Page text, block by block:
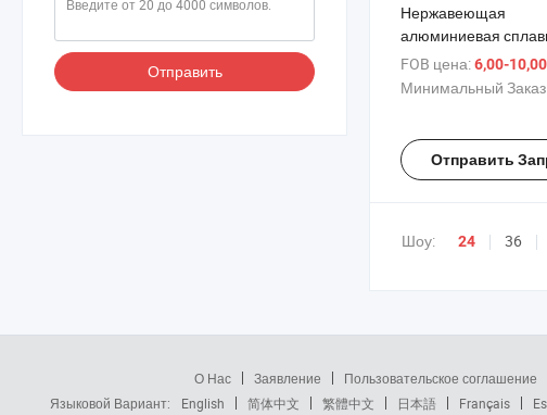
Отправить
Нержавеющая
алюминиевая
полуприцепная
колесная защита
каравана
FOB цена:6,00-
Минимальный
Отправить
Шоу: 24 36
О Нас Заявление Пользовательское соглашение
Языковой Вариант:
English 简体中文 繁體中文 日本語 Français